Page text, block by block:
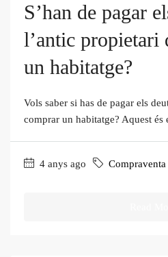
S’han de pagar
l’antic propietari
un habitatge?
Vols saber si has de pagar els
comprar un habitatge? Aquest és
4 anys ago Compraventa